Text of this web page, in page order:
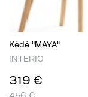
Kėdė "MAYA"
INTERIO
319 €